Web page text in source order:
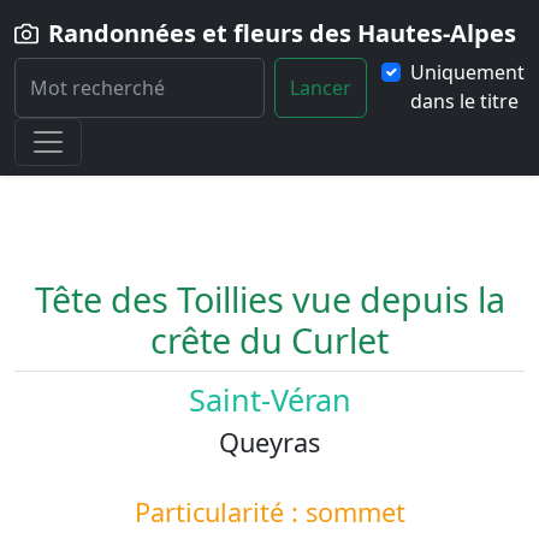
Randonnées et fleurs des Hautes-Alpes
Lancer
Uniquement
dans le titre
Home
Paysage
Tete-des-Toillies-vue-depuis-la-crete-de-Curlet
Tête des Toillies vue depuis la
crête du Curlet
Saint-Véran
Queyras
Particularité : sommet